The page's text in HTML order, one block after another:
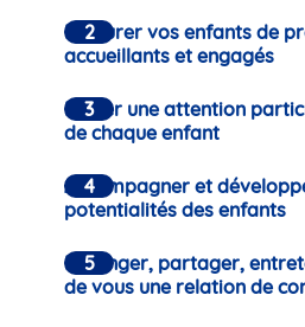
Entourer vos enfants de
accueillants et engagés
Porter une attention
de chaque enfant
Accompagner et
potentialités des enfants
Échanger, partager,
de vous une relation de